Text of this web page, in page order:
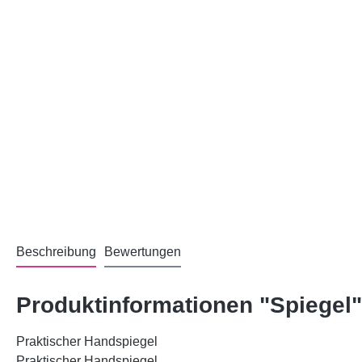
Beschreibung Bewertungen
Produktinformationen "Spiegel"
Praktischer Handspiegel